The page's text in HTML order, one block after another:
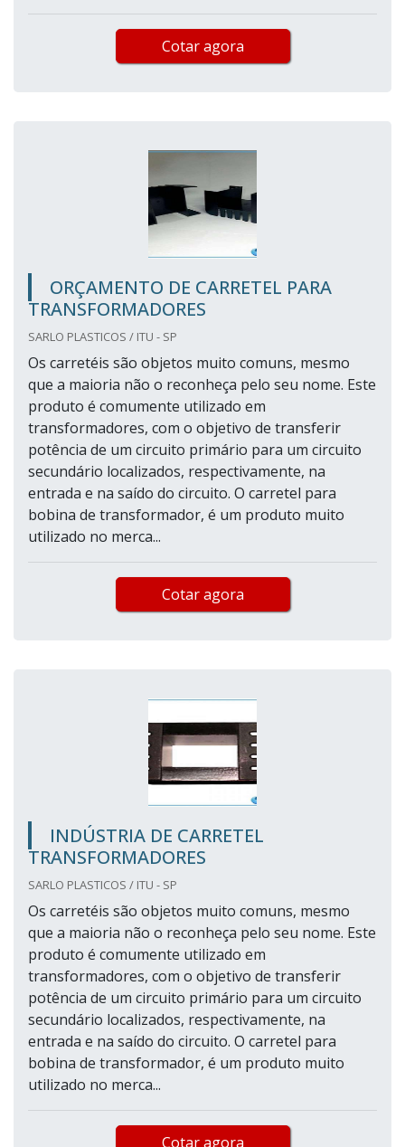
Cotar agora
ORÇAMENTO DE CARRETEL PARA
TRANSFORMADORES
SARLO PLASTICOS / ITU - SP
Os carretéis são objetos muito comuns, mesmo
que a maioria não o reconheça pelo seu nome. Este
produto é comumente utilizado em
transformadores, com o objetivo de transferir
potência de um circuito primário para um circuito
secundário localizados, respectivamente, na
entrada e na saído do circuito. O carretel para
bobina de transformador, é um produto muito
utilizado no merca...
Cotar agora
INDÚSTRIA DE CARRETEL
TRANSFORMADORES
SARLO PLASTICOS / ITU - SP
Os carretéis são objetos muito comuns, mesmo
que a maioria não o reconheça pelo seu nome. Este
produto é comumente utilizado em
transformadores, com o objetivo de transferir
potência de um circuito primário para um circuito
secundário localizados, respectivamente, na
entrada e na saído do circuito. O carretel para
bobina de transformador, é um produto muito
utilizado no merca...
Cotar agora